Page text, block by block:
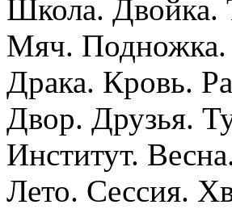
Школа. Двойка.
Мяч. Подножка.
Драка. Кровь.
Двор. Друзья.
Институт.
Лето. Сессия.